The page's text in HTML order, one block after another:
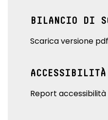
BILANCIO DI
Scarica versione pdf
ACCESSIBILITÀ
Report accessibilità